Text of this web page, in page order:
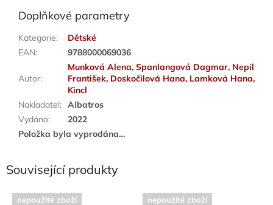
Doplňkové parametry
Kategorie:
Dětské
EAN: 9788000069036
Autor:
Munková Alena, Spanlangová Dagmar, Nepil
František, Doskočilová Hana, Lamková Hana,
Kincl
Nakladatel: Albatros
Vydáno:
2022
Položka byla vyprodána…
Související produkty
nepoužité zboží nepoužité zboží